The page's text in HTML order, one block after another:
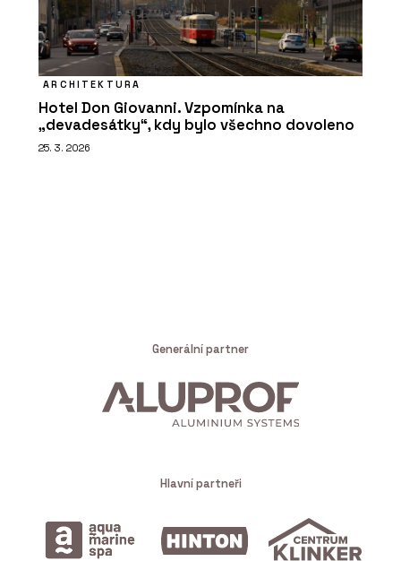
ARCHITEKTURA
Hotel Don Giovanni. Vzpomínka na
„devadesátky“, kdy bylo všechno dovoleno
25. 3. 2026
Generální partner
Hlavní partneři